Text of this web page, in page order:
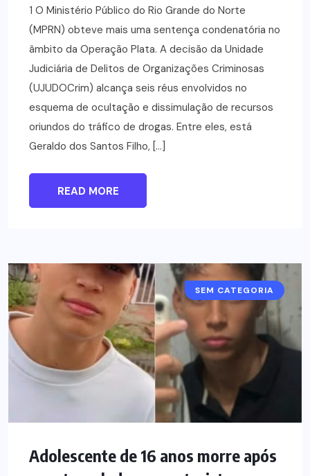
1 O Ministério Público do Rio Grande do Norte
(MPRN) obteve mais uma sentença condenatória no
âmbito da Operação Plata. A decisão da Unidade
Judiciária de Delitos de Organizações Criminosas
(UJUDOCrim) alcança seis réus envolvidos no
esquema de ocultação e dissimulação de recursos
oriundos do tráfico de drogas. Entre eles, está
Geraldo dos Santos Filho, […]
READ MORE
SEM CATEGORIA
Adolescente de 16 anos morre após